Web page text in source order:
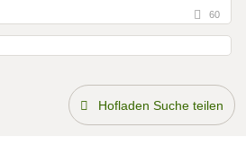
60
Hofladen Suche teilen